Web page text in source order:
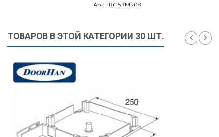
Арт.: RG53MS08
ТОВАРОВ В ЭТОЙ КАТЕГОРИИ 30 ШТ.